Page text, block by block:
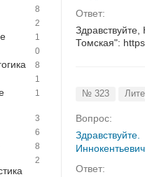
8
2
1
0
8
1
1
3
6
8
2
Ответ:
Томская":
№ 323
Вопрос:
Ответ: